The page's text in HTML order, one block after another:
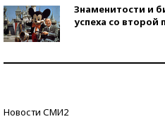
Знаменитости и
успеха со второй
Новости СМИ2